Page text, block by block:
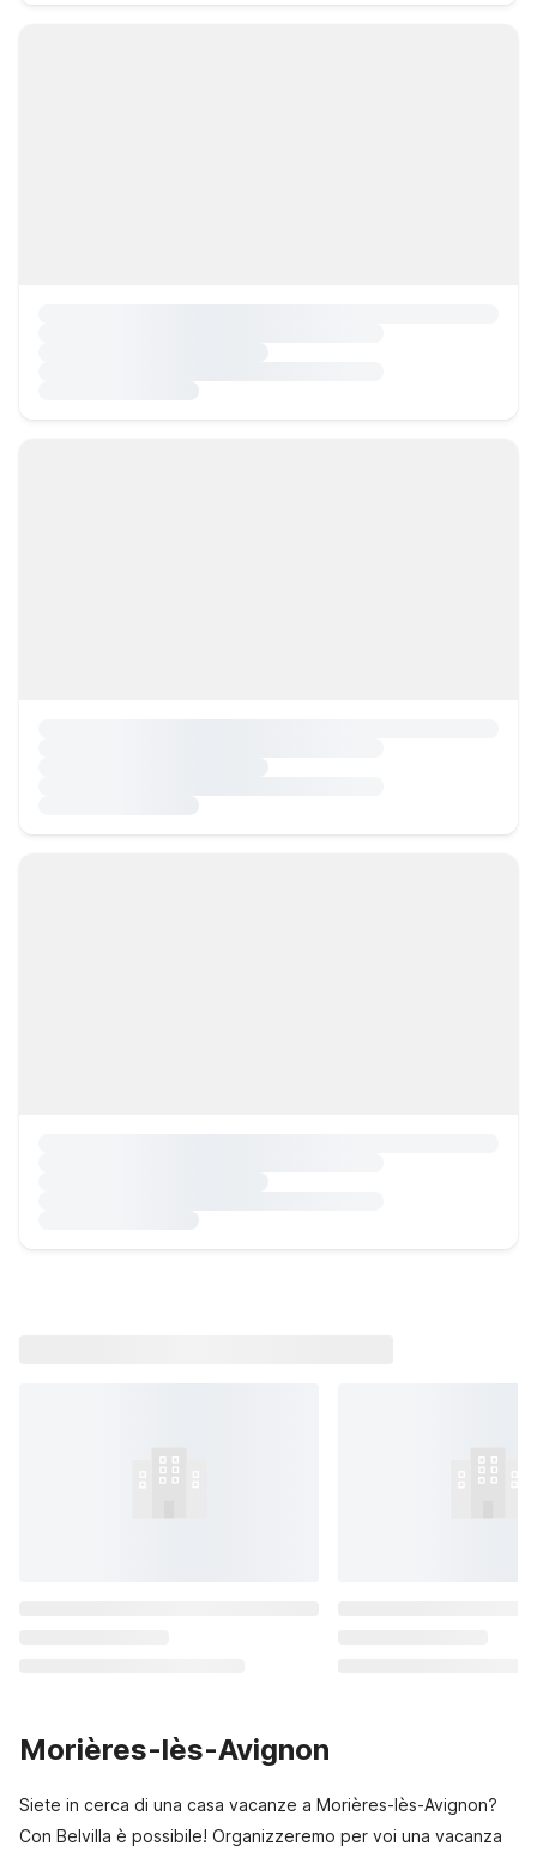
Morières-lès-Avignon
Siete in cerca di una casa vacanze a Morières-lès-Avignon?
Con Belvilla è possibile! Organizzeremo per voi una vacanza